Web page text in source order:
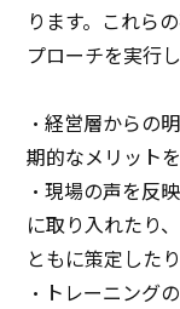
ります。これら
プローチを実行
・経営層からの
期的なメリット
・現場の声を反
に取り入れたり
ともに策定した
・トレーニング